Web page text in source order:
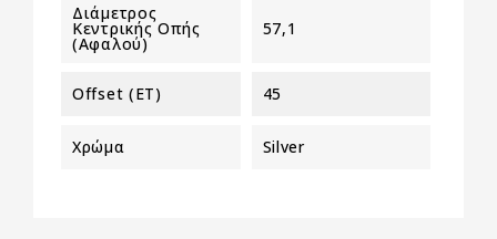
Διάμετρος
Κεντρικής Οπής
(αφαλού)
57,1
Offset (ET) 45
Χρώμα Silver